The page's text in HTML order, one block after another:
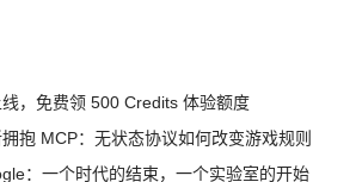
，免费领 500 Credits 体验额度
抱 MCP：无状态协议如何改变游戏规则
：一个时代的结束，一个实验室的开始